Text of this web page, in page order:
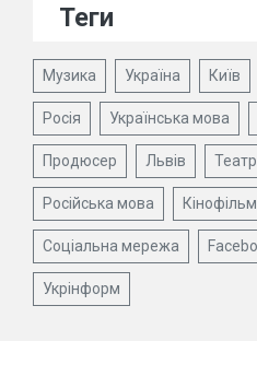
Теги
Музика Україна Київ
Росія Українська мова
Продюсер Львів Театр
Російська мова Кінофільм
Соціальна мережа
Укрінформ